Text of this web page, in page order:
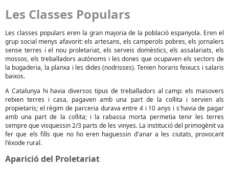
Les Classes Populars
Les classes populars eren la gran majoria de la població espanyola. Eren el
grup social menys afavorit: els artesans, els camperols pobres, els jornalers
sense terres i el nou proletariat, els serveis domèstics, els assalariats, els
mossos, els treballadors autònoms i les dones que ocupaven els sectors de
la bugaderia, la planxa i les dides (nodrisses). Tenien horaris feixucs i salaris
baixos.
A Catalunya hi havia diversos tipus de treballadors al camp: els masovers
rebien terres i casa, pagaven amb una part de la collita i servien als
propietaris; el règim de parceria durava entre 4 i 10 anys i s'havia de pagar
amb una part de la collita; i la rabassa morta permetia tenir les terres
sempre que visquessin 2/3 parts de les vinyes. La institució del primogènit va
fer que els fills que no ho eren haguessin d'anar a les ciutats, provocant
l'èxode rural.
Aparició del Proletariat